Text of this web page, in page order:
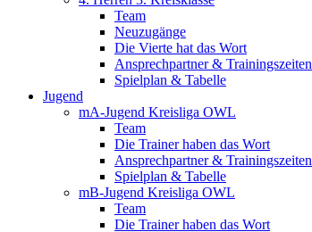
Team
Neuzugänge
Die Vierte hat das Wort
Ansprechpartner & Trainingszeiten
Spielplan & Tabelle
Jugend
mA-Jugend Kreisliga OWL
Team
Die Trainer haben das Wort
Ansprechpartner & Trainingszeiten
Spielplan & Tabelle
mB-Jugend Kreisliga OWL
Team
Die Trainer haben das Wort